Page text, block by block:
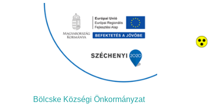
Bölcske Községi Önkormányzat